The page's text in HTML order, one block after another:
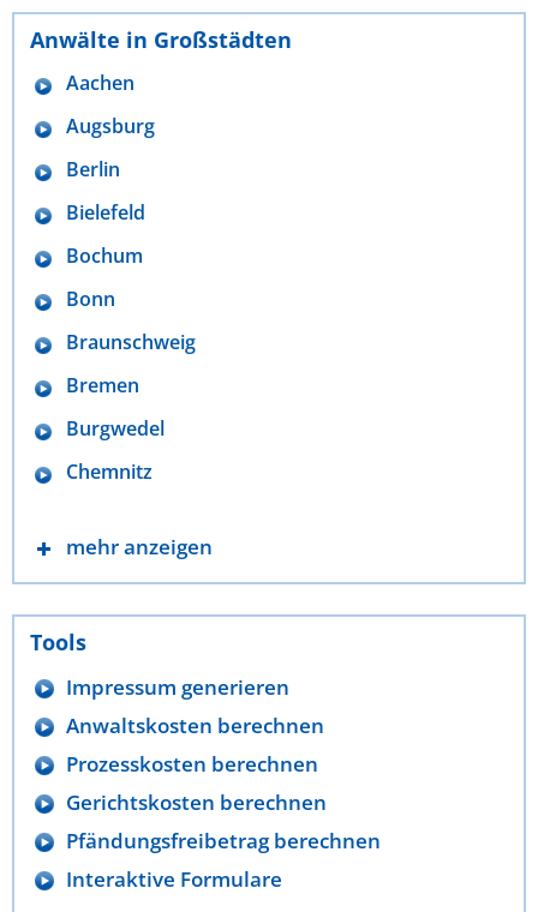
Anwälte in Großstädten
Aachen
Augsburg
Berlin
Bielefeld
Bochum
Bonn
Braunschweig
Bremen
Burgwedel
Chemnitz
mehr anzeigen
Tools
Impressum generieren
Anwaltskosten berechnen
Prozesskosten berechnen
Gerichtskosten berechnen
Pfändungsfreibetrag berechnen
Interaktive Formulare